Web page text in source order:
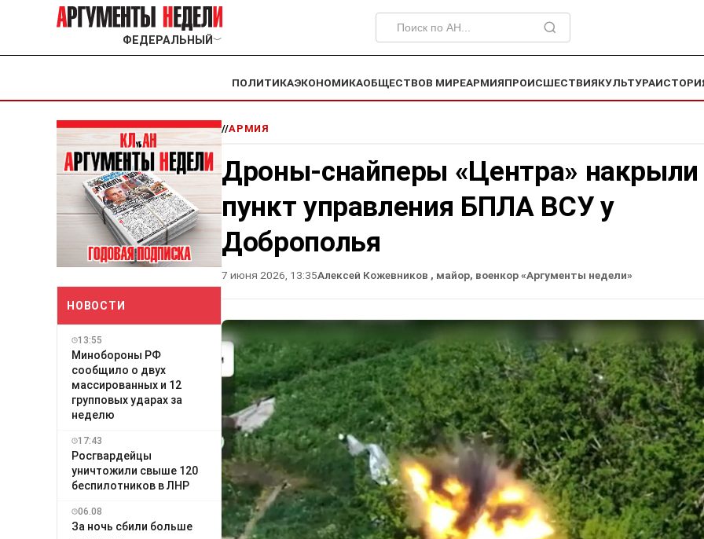
ФЕДЕРАЛЬНЫЙ ﹀
ПОЛИТИКАЭКОНОМИКАОБЩЕСТВОВ МИРЕАРМИЯПРОИСШЕСТВИЯКУЛЬТУРА
НОВОСТИ
13:55
Минобороны РФ
сообщило о двух
массированных и 12
групповых ударах за
неделю
17:43
Росгвардейцы
уничтожили свыше 120
беспилотников в ЛНР
06.08
За ночь сбили больше
//АРМИЯ
Дроны-снайперы «Центра» накрыли
пункт управления БПЛА ВСУ у
Доброполья
7 июня 2026, 13:35Алексей Кожевников , майор, военкор «Аргументы недели»